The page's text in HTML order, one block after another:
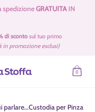
spedizioneGRATUITA IN
Filati 🧶
di scontosul tuo primo
in promozione esclusi)
0
parlare...Custodia per Pinza